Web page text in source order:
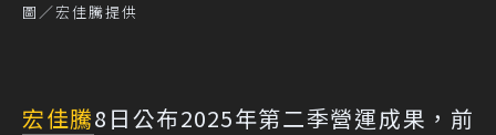
圖／宏佳騰提供
宏佳騰8日公布2025年第二季營運成果，前